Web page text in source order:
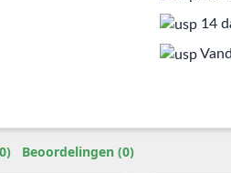
14
Beoordelingen (0)